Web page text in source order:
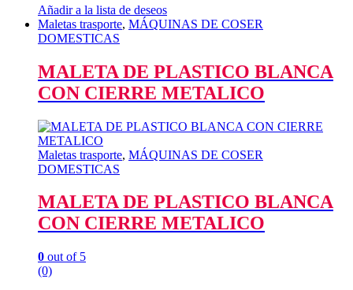
Añadir a la lista de deseos
Maletas trasporte, MÁQUINAS DE COSER
DOMESTICAS
MALETA DE PLASTICO BLANCA
CON CIERRE METALICO
Maletas trasporte, MÁQUINAS DE COSER
DOMESTICAS
MALETA DE PLASTICO BLANCA
CON CIERRE METALICO
0 out of 5
(0)